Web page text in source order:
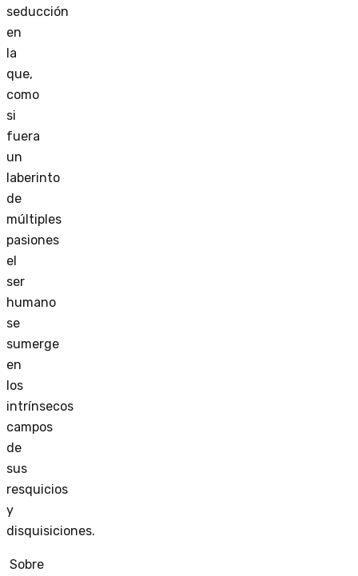
seducción
en
la
que,
como
si
fuera
un
laberinto
de
múltiples
pasiones
el
ser
humano
se
sumerge
en
los
intrínsecos
campos
de
sus
resquicios
y
disquisiciones.
Sobre